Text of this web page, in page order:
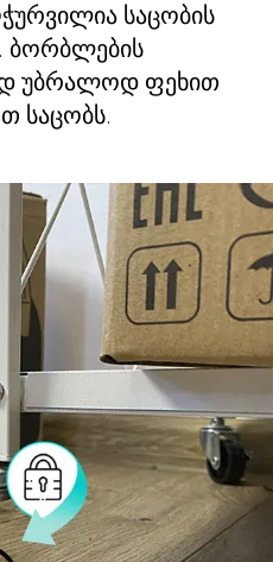
საცობის
ბორბლების
უბრალოდ ფეხით
საცობს.